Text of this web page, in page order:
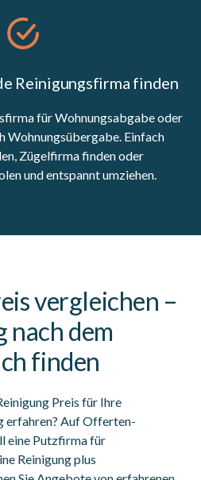
Reinigungsfirma finden
für Wohnungsabgabe oder
Wohnungsübergabe. Einfach
Zügelfirma finden oder
und entspannt umziehen.
vergleichen –
nach dem
finden
Preis für Ihre
erfahren? Auf Offerten-
eine Putzfirma für
Reinigung plus